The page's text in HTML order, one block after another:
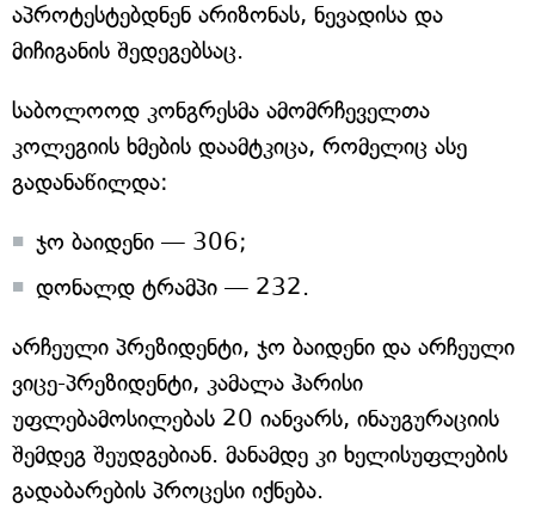
აპროტესტებდნენ არიზონას, ნევადისა და
მიჩიგანის შედეგებსაც.
საბოლოოდ კონგრესმა ამომრჩეველთა
კოლეგიის ხმების დაამტკიცა, რომელიც ასე
გადანაწილდა:
ჯო ბაიდენი — 306;
დონალდ ტრამპი — 232.
არჩეული პრეზიდენტი, ჯო ბაიდენი და არჩეული
ვიცე-პრეზიდენტი, კამალა ჰარისი
უფლებამოსილებას 20 იანვარს, ინაუგურაციის
შემდეგ შეუდგებიან. მანამდე კი ხელისუფლების
გადაბარების პროცესი იქნება.